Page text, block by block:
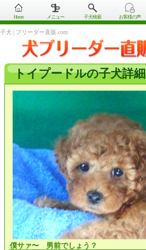
Home メニュー 子犬検索 お客様の声
子犬 | ブリーダー直販.com
トイプードルの子犬詳細
僕サァ〜 男前でしょう？